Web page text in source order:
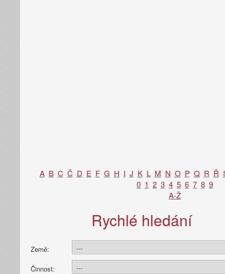
A B C Č D E F G H I J K L M N O P Q R Ř
0 1 2 3 4 5 6 7 8 9
A-Ž
Rychlé hledání
Země:
Činnost: